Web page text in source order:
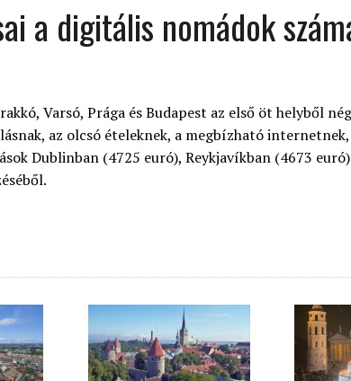
a digitális nomádok
Varsó, Prága és Budapest az első öt helyből
az olcsó ételeknek, a megbízható
Dublinban (4725 euró), Reykjavíkban (4673